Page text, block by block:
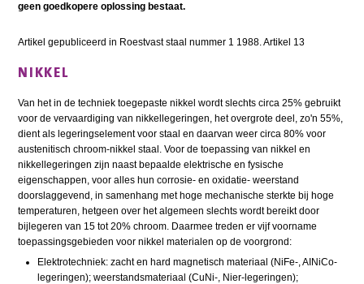
geen goedkopere oplossing bestaat.
Artikel gepubliceerd in Roestvast staal nummer 1 1988. Artikel 13
NIKKEL
Van het in de techniek toegepaste nikkel wordt slechts circa 25% gebruikt
voor de vervaardiging van nikkellegeringen, het overgrote deel, zo'n 55%,
dient als legeringselement voor staal en daarvan weer circa 80% voor
austenitisch chroom-nikkel staal. Voor de toepassing van nikkel en
nikkellegeringen zijn naast bepaalde elektrische en fysische
eigenschappen, voor alles hun corrosie- en oxidatie- weerstand
doorslaggevend, in samenhang met hoge mechanische sterkte bij hoge
temperaturen, hetgeen over het algemeen slechts wordt bereikt door
bijlegeren van 15 tot 20% chroom. Daarmee treden er vijf voorname
toepassingsgebieden voor nikkel materialen op de voorgrond:
Elektrotechniek: zacht en hard magnetisch materiaal (NiFe-, AINiCo-
legeringen); weerstandsmateriaal (CuNi-, Nier-legeringen);